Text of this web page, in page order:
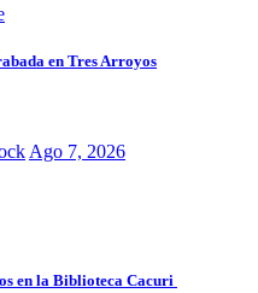
en Tres Arroyos
Ago 7, 2026
en la Biblioteca Cacuri